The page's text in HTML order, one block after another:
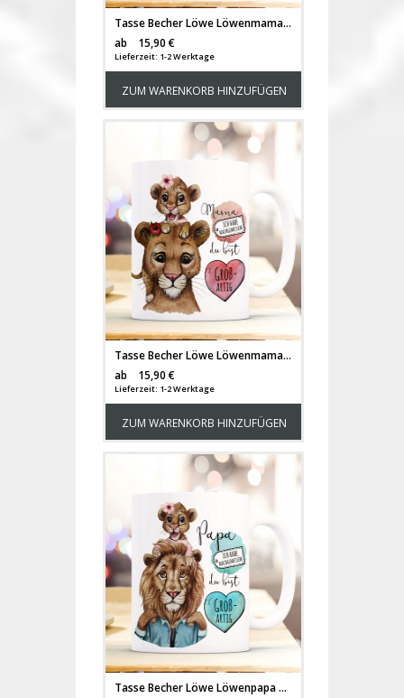
Tasse Becher Löwe Löwenmama Mama mit Junges & Spruch Mama ich habe nachgemessen du bist großartig Kaffeebecher Geschenk ts1140
ab
15,90 €
Lieferzeit: 1-2 Werktage
ZUM WARENKORB HINZUFÜGEN
Tasse Becher Löwe Löwenmama Mama mit Kind Löwenmädchen & Spruch Mama du bist großartig Kaffeebecher Geschenk ts1141
ab
15,90 €
Lieferzeit: 1-2 Werktage
ZUM WARENKORB HINZUFÜGEN
Tasse Becher Löwe Löwenpapa Papa mit Kind Löwenmädchen & Spruch Papa du bist großartig Kaffeebecher Geschenk ts1142